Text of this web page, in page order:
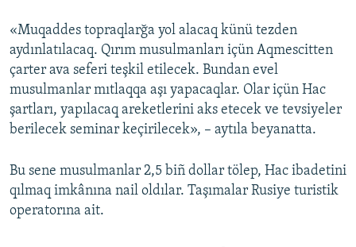
Русский
Українською
QOŞULIÑIZ!
RFE/RS bütün saytları
«Muqaddes topraqlarğa yol alacaq künü tezden
aydınlatılacaq. Qırım musulmanları içün Aqmescitten
çarter ava seferi teşkil etilecek. Bundan evel
musulmanlar mıtlaqqa aşı yapacaqlar. Olar içün Hac
şartları, yapılacaq areketlerini aks etecek ve tevsiyeler
berilecek seminar keçirilecek», – aytıla beyanatta.
Bu sene musulmanlar 2,5 biñ dollar tölep, Hac ibadetini
qılmaq imkânına nail oldılar. Taşımalar Rusiye turistik
operatorına ait.